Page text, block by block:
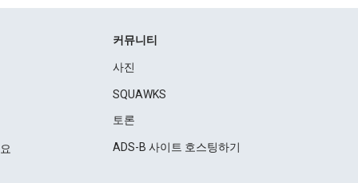
커뮤니티
사진
SQUAWKS
토론
ADS-B 사이트 호스팅하기